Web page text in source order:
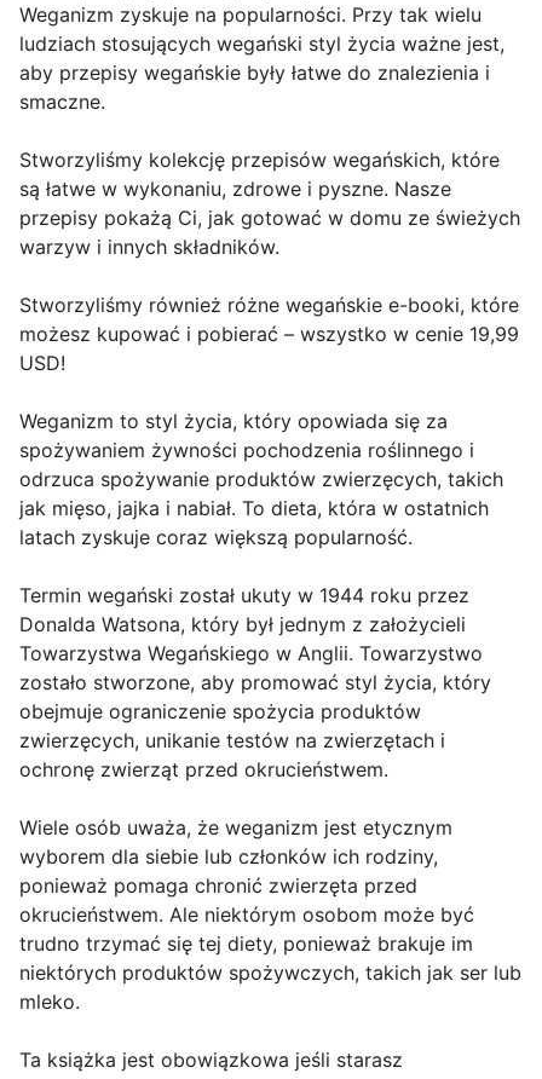
Weganizm zyskuje na popularności. Przy tak wielu
ludziach stosujących wegański styl życia ważne jest,
aby przepisy wegańskie były łatwe do znalezienia i
smaczne.
Stworzyliśmy kolekcję przepisów wegańskich, które
są łatwe w wykonaniu, zdrowe i pyszne. Nasze
przepisy pokażą Ci, jak gotować w domu ze świeżych
warzyw i innych składników.
Stworzyliśmy również różne wegańskie e-booki, które
możesz kupować i pobierać – wszystko w cenie 19,99
USD!
Weganizm to styl życia, który opowiada się za
spożywaniem żywności pochodzenia roślinnego i
odrzuca spożywanie produktów zwierzęcych, takich
jak mięso, jajka i nabiał. To dieta, która w ostatnich
latach zyskuje coraz większą popularność.
Termin wegański został ukuty w 1944 roku przez
Donalda Watsona, który był jednym z założycieli
Towarzystwa Wegańskiego w Anglii. Towarzystwo
zostało stworzone, aby promować styl życia, który
obejmuje ograniczenie spożycia produktów
zwierzęcych, unikanie testów na zwierzętach i
ochronę zwierząt przed okrucieństwem.
Wiele osób uważa, że weganizm jest etycznym
wyborem dla siebie lub członków ich rodziny,
ponieważ pomaga chronić zwierzęta przed
okrucieństwem. Ale niektórym osobom może być
trudno trzymać się tej diety, ponieważ brakuje im
niektórych produktów spożywczych, takich jak ser lub
mleko.
Ta książka jest obowiązkowa jeśli starasz